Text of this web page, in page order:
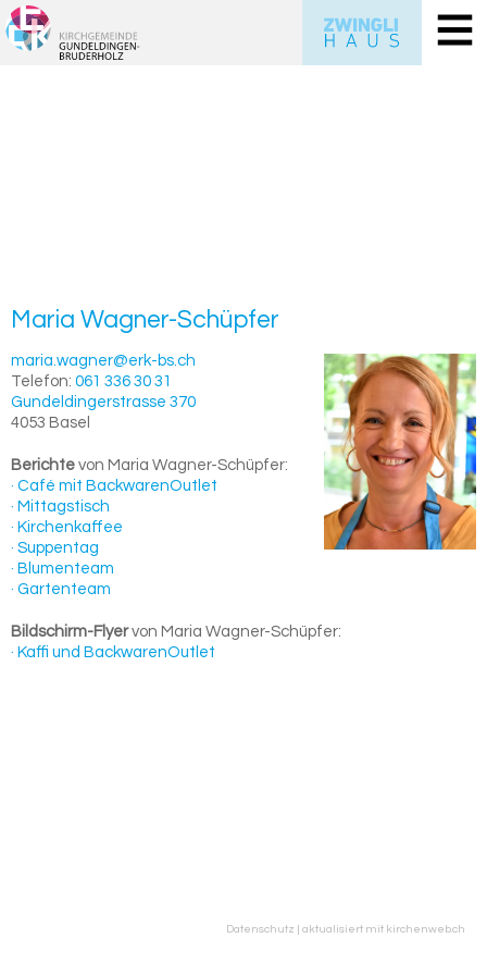
Maria Wagner-​Schüpfer
maria.wagner@erk-bs.ch
Telefon: 061 336 30 31
Gundeldingerstrasse 370
4053 Basel
Berichte von Maria Wagner-Schüpfer:
· Café mit BackwarenOutlet
· Mittagstisch
· Kirchenkaffee
· Suppentag
· Blumenteam
· Gartenteam
Bildschirm-Flyervon Maria Wagner-Schüpfer:
· Kaffi und BackwarenOutlet
Datenschutz | aktualisiert mit kirchenweb.ch